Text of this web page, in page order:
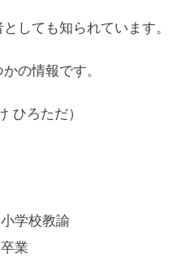
しても知られています。
の情報です。
ひろただ）
学校教諭
業